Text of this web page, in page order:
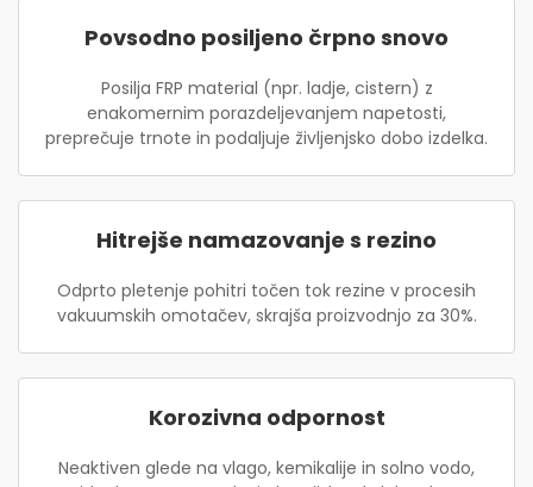
Povsodno posiljeno črpno snovo
Posilja FRP material (npr. ladje, cistern) z
enakomernim porazdeljevanjem napetosti,
preprečuje trnote in podaljuje življenjsko dobo izdelka.
Hitrejše namazovanje s rezino
Odprto pletenje pohitri točen tok rezine v procesih
vakuumskih omotačev, skrajša proizvodnjo za 30%.
Korozivna odpornost
Neaktiven glede na vlago, kemikalije in solno vodo,